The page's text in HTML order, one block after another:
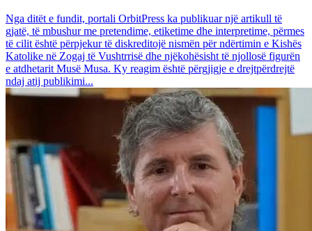
Nga ditët e fundit, portali OrbitPress ka publikuar një artikull të
gjatë, të mbushur me pretendime, etiketime dhe interpretime, përmes
të cilit është përpjekur të diskreditojë nismën për ndërtimin e Kishës
Katolike në Zogaj të Vushtrrisë dhe njëkohësisht të njollosë figurën
e atdhetarit Musë Musa. Ky reagim është përgjigje e drejtpërdrejtë
ndaj atij publikimi...